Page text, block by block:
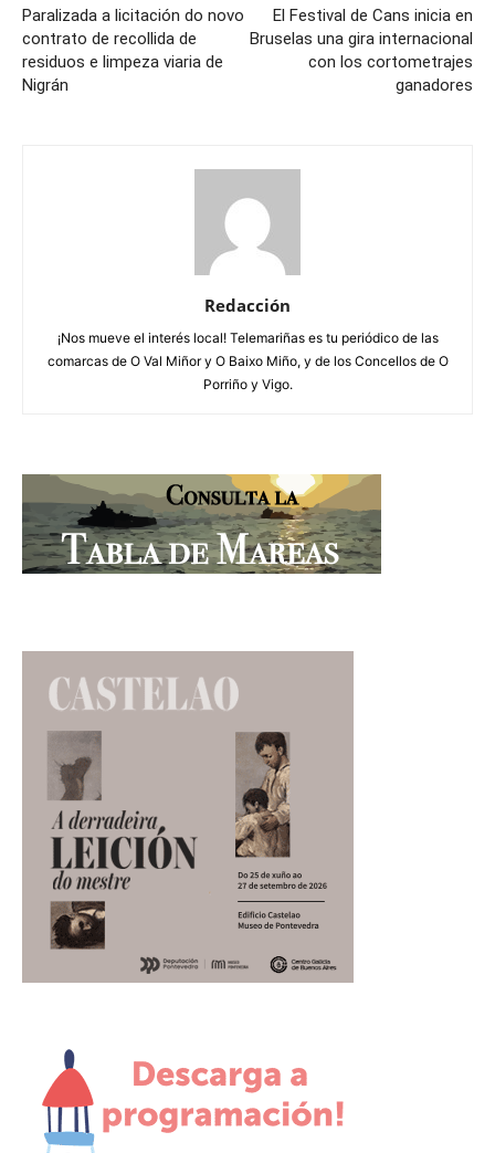
Paralizada a licitación do novo
contrato de recollida de
residuos e limpeza viaria de
Nigrán
El Festival de Cans inicia en
Bruselas una gira internacional
con los cortometrajes
ganadores
Redacción
¡Nos mueve el interés local! Telemariñas es tu periódico de las
comarcas de O Val Miñor y O Baixo Miño, y de los Concellos de O
Porriño y Vigo.